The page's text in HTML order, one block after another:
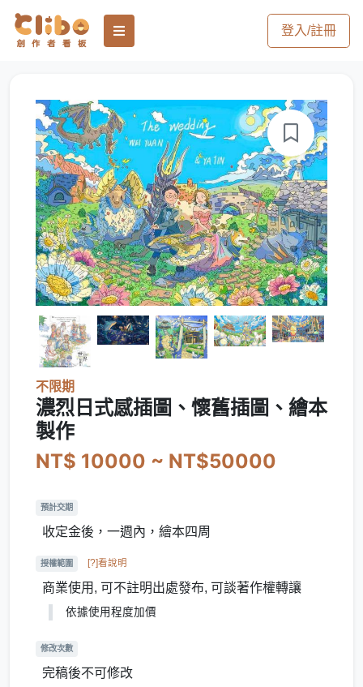
登入/註冊
不限期
濃烈日式感插圖、懷舊插圖、繪本
製作
NT$ 10000 ~ NT$50000
預計交期
收定金後，一週內，繪本四周
授權範圍 [?]看說明
商業使用, 可不註明出處發布, 可談著作權轉讓
依據使用程度加價
修改次數
完稿後不可修改